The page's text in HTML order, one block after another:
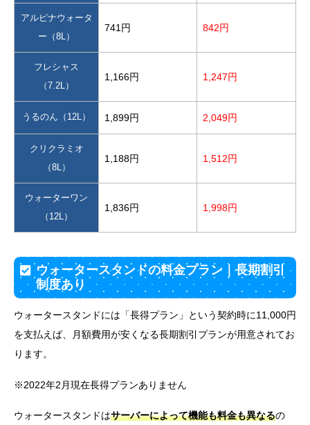
アルピナウォータ
ー（8L）
741円 842円
フレシャス
（7.2L）
1,166円 1,247円
うるのん（12L） 1,899円 2,049円
クリクラミオ
（8L）
1,188円 1,512円
ウォーターワン
（12L）
1,836円 1,998円
ウォータースタンドの料金プラン｜長期割引
制度あり
ウォータースタンドには「長得プラン」という契約時に11,000円
を支払えば、月額費用が安くなる長期割引プランが用意されてお
ります。
※2022年2月現在長得プランありません
ウォータースタンドはサーバーによって機能も料金も異なるの